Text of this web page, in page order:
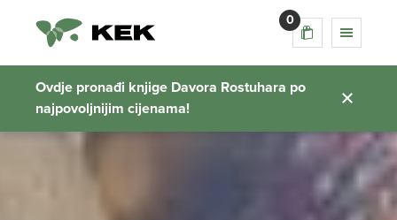
0
Ovdje pronađi knjige Davora Rostuhara po
najpovoljnijim cijenama!